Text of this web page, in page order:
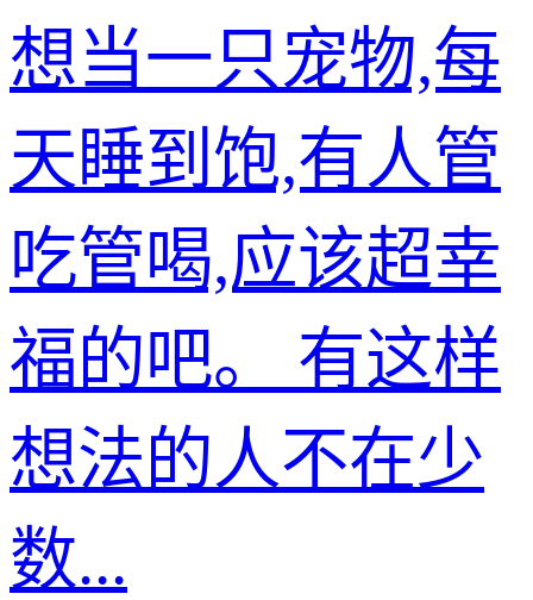
想当一只宠物,每
天睡到饱,有人管
吃管喝,应该超幸
福的吧。 有这样
想法的人不在少
数...